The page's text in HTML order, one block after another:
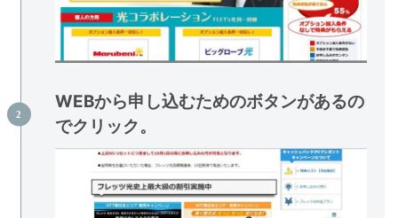
WEBから申し込むためのボタンがあるの
でクリック。